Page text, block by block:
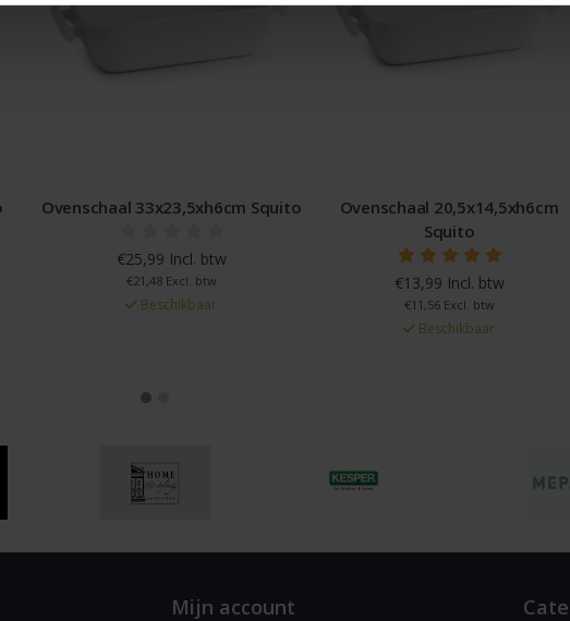
Ovenschaal 33x23,5xh6cm Squito
€25,99 Incl. btw
€21,48 Excl. btw
Beschikbaar
Ovenschaal 20,5x14,5xh6cm
Squito
€13,99 Incl. btw
€11,56 Excl. btw
Beschikbaar
Mijn account